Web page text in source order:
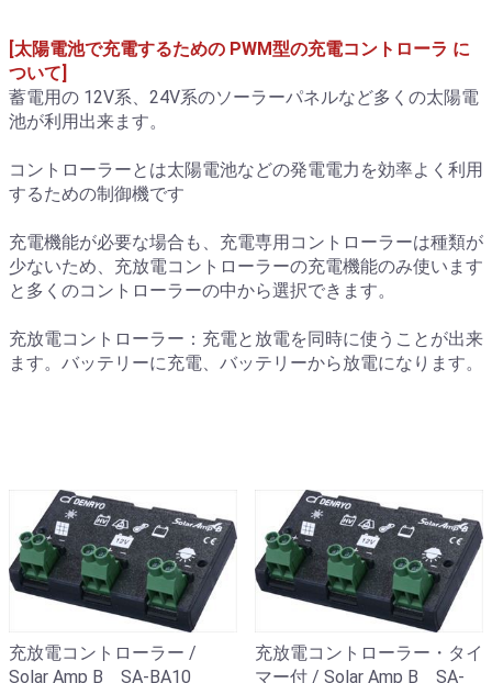
[太陽電池で充電するための PWM型の充電コントローラ に
ついて]
蓄電用の 12V系、24V系のソーラーパネルなど多くの太陽電
池が利用出来ます。
コントローラーとは太陽電池などの発電電力を効率よく利用
するための制御機です
充電機能が必要な場合も、充電専用コントローラーは種類が
少ないため、充放電コントローラーの充電機能のみ使います
と多くのコントローラーの中から選択できます。
充放電コントローラー：充電と放電を同時に使うことが出来
ます。バッテリーに充電、バッテリーから放電になります。
充放電コントローラー /
Solar Amp B SA-BA10
充放電コントローラー・タイ
マー付 / Solar Amp B SA-